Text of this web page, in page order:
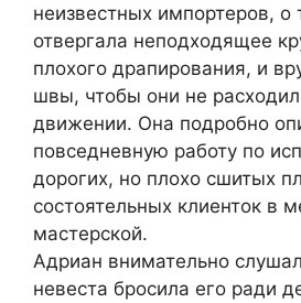
неизвестных импортеров, о
отвергала неподходящее
плохого драпирования, и
швы, чтобы они не
движении. Она подробно
повседневную работу по
дорогих, но плохо сшитых
состоятельных клиенток в
мастерской.
Адриан внимательно
невеста бросила его ради